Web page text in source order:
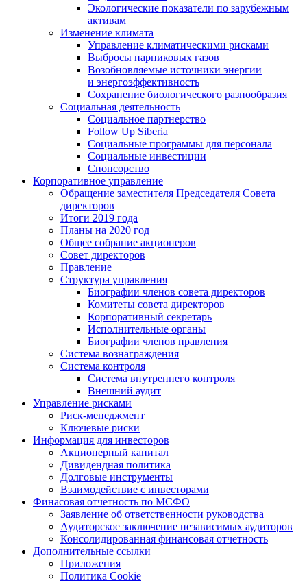
Экологические показатели по зарубежным
активам
Изменение климата
Управление климатическими рисками
Выбросы парниковых газов
Возобновляемые источники энергии
и энергоэффективность
Сохранение биологического разнообразия
Социальная деятельность
Социальное партнерство
Follow Up Siberia
Социальные программы для персонала
Социальные инвестиции
Спонсорство
Корпоративное управление
Обращение заместителя Председателя Совета
директоров
Итоги 2019 года
Планы на 2020 год
Общее собрание акционеров
Совет директоров
Правление
Структура управления
Биографии членов совета директоров
Комитеты совета директоров
Корпоративный секретарь
Исполнительные органы
Биографии членов правления
Система вознаграждения
Система контроля
Система внутреннего контроля
Внешний аудит
Управление рисками
Риск-менеджмент
Ключевые риски
Информация для инвесторов
Акционерный капитал
Дивидендная политика
Долговые инструменты
Взаимодействие с инвеcторами
Финасовая отчетность по МСФО
Заявление об ответственности руководства
Аудиторское заключение независимых аудиторов
Консолидированная финансовая отчетность
Дополнительные ссылки
Приложения
Политика Cookie